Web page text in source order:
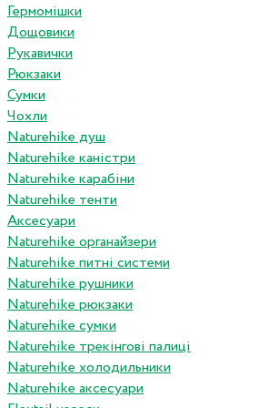
Гермомішки
Дощовики
Рукавички
Рюкзаки
Сумки
Чохли
Naturehike душ
Naturehike каністри
Naturehike карабіни
Naturehike тенти
Аксесуари
Naturehike органайзери
Naturehike питні системи
Naturehike рушники
Naturehike рюкзаки
Naturehike сумки
Naturehike трекінгові палиці
Naturehike холодильники
Naturehike аксесуари